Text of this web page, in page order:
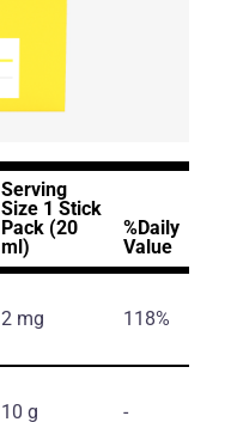
Serving
Size 1 Stick
Pack (20
ml)
%Daily
Value
2 mg 118%
10 g -